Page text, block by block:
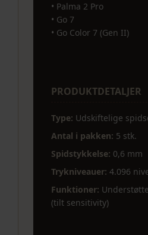
• Palma 2 Pro
• Go 7
• Go Color 7 (Gen II)
PRODUKTDETALJER
Type: Udskiftelige
Antal i pakken: 5 stk.
Spidstykkelse: 0,6 mm
Trykniveauer: 4.096
Funktioner:
(tilt sensitivity)